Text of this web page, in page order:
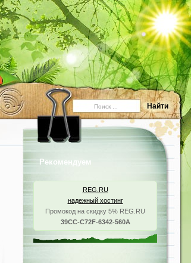
Рекомендуем
REG.RU
надежный хостинг
Промокод на скидку 5% REG.RU
39CC-C72F-6342-560A